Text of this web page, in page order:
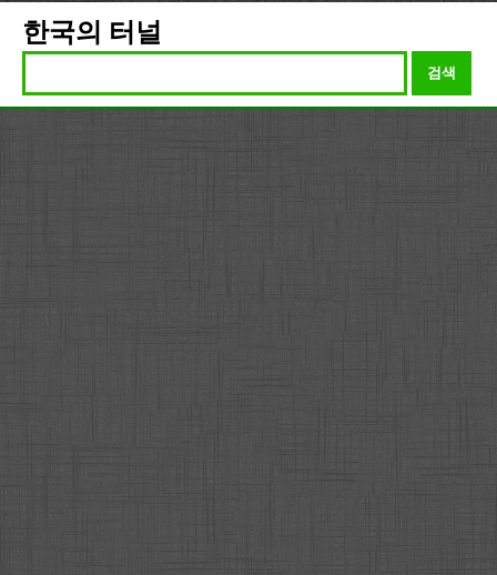
한국의 터널
검색